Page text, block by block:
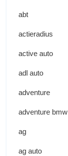
abt
actieradius
active auto
adl auto
adventure
adventure bmw
ag
ag auto